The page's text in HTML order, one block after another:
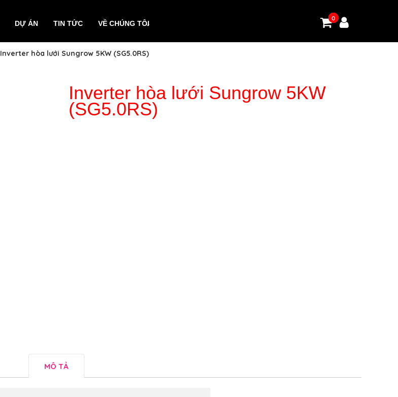
DỰ ÁN TIN TỨC VỀ CHÚNG TÔI
0
0
Inverter hòa lưới Sungrow 5KW (SG5.0RS)
Inverter hòa lưới Sungrow 5KW
(SG5.0RS)
MÔ TẢ